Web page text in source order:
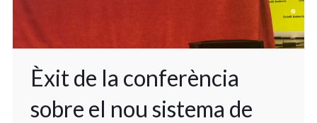
Èxit de la conferència
sobre el nou sistema de